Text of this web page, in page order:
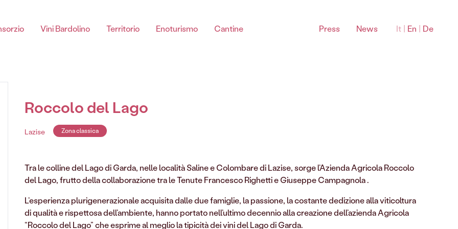
Vini Bardolino
Chiaretto di Bardolino
Chiaretto Di Bardolino spumante DOC
Chiaretto Di Bardolino Classico DOC
Montebaldo Bardolino DOC
Sommacampagna Bardolino DOC
Territorio Enoturismo Cantine Press News It | En | De
Roccolo del Lago
Lazise Zona classica
Tra le colline del Lago di Garda, nelle località Saline e Colombare di Lazise, sorge l’Azienda Agricola Roccolo
del Lago, frutto della collaborazione tra le Tenute Francesco Righetti e Giuseppe Campagnola .
L’esperienza plurigenerazionale acquisita dalle due famiglie, la passione, la costante dedizione alla viticoltura
di qualità e rispettosa dell’ambiente, hanno portato nell’ultimo decennio alla creazione dell’azienda Agricola
“Roccolo del Lago” che esprime al meglio la tipicità dei vini del Lago di Garda.